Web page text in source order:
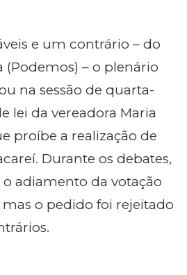
e um contrário – do
(Podemos) – o plenário
na sessão de quarta-
lei da vereadora Maria
proíbe a realização de
Durante os debates,
adiamento da votação
mas o pedido foi rejeitado